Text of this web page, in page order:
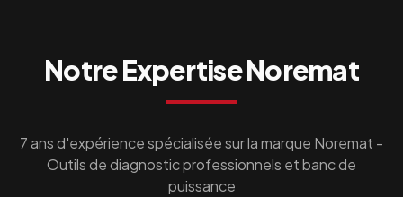
Notre ExpertiseNoremat
7 ans d'expérience spécialisée sur la marque Noremat -
Outils de diagnostic professionnels et banc de
puissance